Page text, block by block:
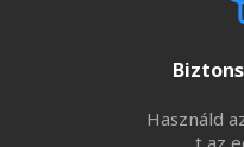
Használd